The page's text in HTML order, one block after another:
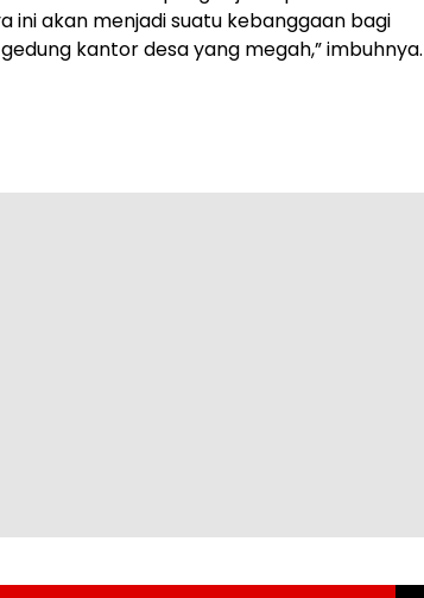
ini akan menjadi suatu kebanggaan bagi
kantor desa yang megah,” imbuhnya.